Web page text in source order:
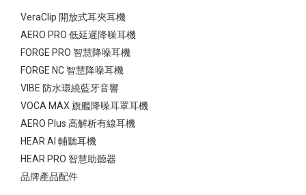
VeraClip 開放式耳夾耳機
AERO PRO 低延遲降噪耳機
FORGE PRO 智慧降噪耳機
FORGE NC 智慧降噪耳機
VIBE 防水環繞藍牙音響
VOCA MAX 旗艦降噪耳罩耳機
AERO Plus 高解析有線耳機
HEAR AI 輔聽耳機
HEAR PRO 智慧助聽器
品牌產品配件